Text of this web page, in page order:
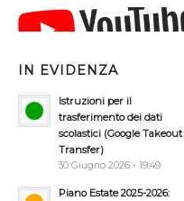
IN EVIDENZA
Istruzioni per il
trasferimento dei dati
scolastici (Google Takeout
Transfer)
30 Giugno 2026 - 19:49
Piano Estate 2025-2026: